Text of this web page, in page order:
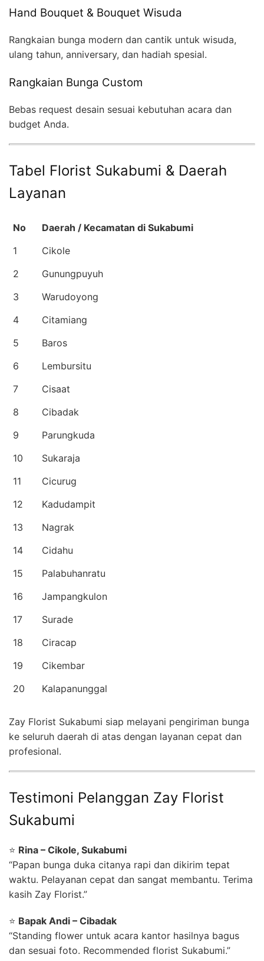
Hand Bouquet & Bouquet Wisuda
Rangkaian bunga modern dan cantik untuk wisuda,
ulang tahun, anniversary, dan hadiah spesial.
Rangkaian Bunga Custom
Bebas request desain sesuai kebutuhan acara dan
budget Anda.
Tabel Florist Sukabumi & Daerah
Layanan
No
Daerah / Kecamatan di Sukabumi
1
Cikole
2
Gunungpuyuh
3
Warudoyong
4
Citamiang
5
Baros
6
Lembursitu
7
Cisaat
8
Cibadak
9
Parungkuda
10
Sukaraja
11
Cicurug
12
Kadudampit
13
Nagrak
14
Cidahu
15
Palabuhanratu
16
Jampangkulon
17
Surade
18
Ciracap
19
Cikembar
20
Kalapanunggal
Zay Florist Sukabumi siap melayani pengiriman bunga
ke seluruh daerah di atas dengan layanan cepat dan
profesional.
Testimoni Pelanggan Zay Florist
Sukabumi
⭐ Rina – Cikole, Sukabumi
“Papan bunga duka citanya rapi dan dikirim tepat
waktu. Pelayanan cepat dan sangat membantu. Terima
kasih Zay Florist.”
⭐ Bapak Andi – Cibadak
“Standing flower untuk acara kantor hasilnya bagus
dan sesuai foto. Recommended florist Sukabumi.”